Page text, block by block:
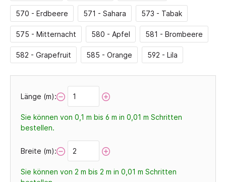
570 - Erdbeere 571 - Sahara 573 - Tabak
575 - Mitternacht 580 - Apfel 581 - Brombeere
582 - Grapefruit 585 - Orange 592 - Lila
Länge (m):
Sie können von 0,1 m bis 6 m in 0,01 m Schritten
bestellen.
Breite (m):
Sie können von 2 m bis 2 m in 0,01 m Schritten